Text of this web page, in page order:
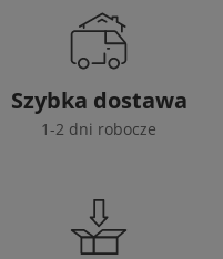
Szybka dostawa
1-2 dni robocze